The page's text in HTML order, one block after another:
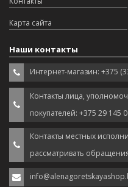
Карта сайта
Наши контакты
Интернет-магазин: +375
Контакты лица,
покупателей: +375 29 145
Контакты местных
рассматривать